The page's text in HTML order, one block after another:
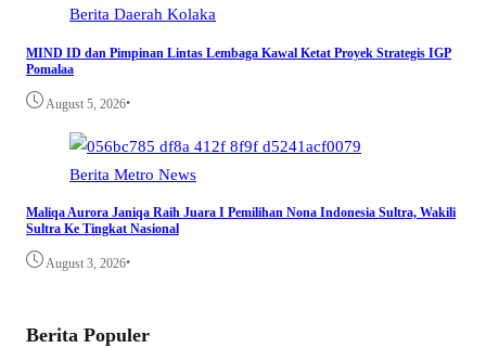
Berita Daerah Kolaka
MIND ID dan Pimpinan Lintas Lembaga Kawal Ketat Proyek Strategis IGP
Pomalaa
August 5, 2026•
Berita Metro News
Maliqa Aurora Janiqa Raih Juara I Pemilihan Nona Indonesia Sultra, Wakili
Sultra Ke Tingkat Nasional
August 3, 2026•
Berita Populer